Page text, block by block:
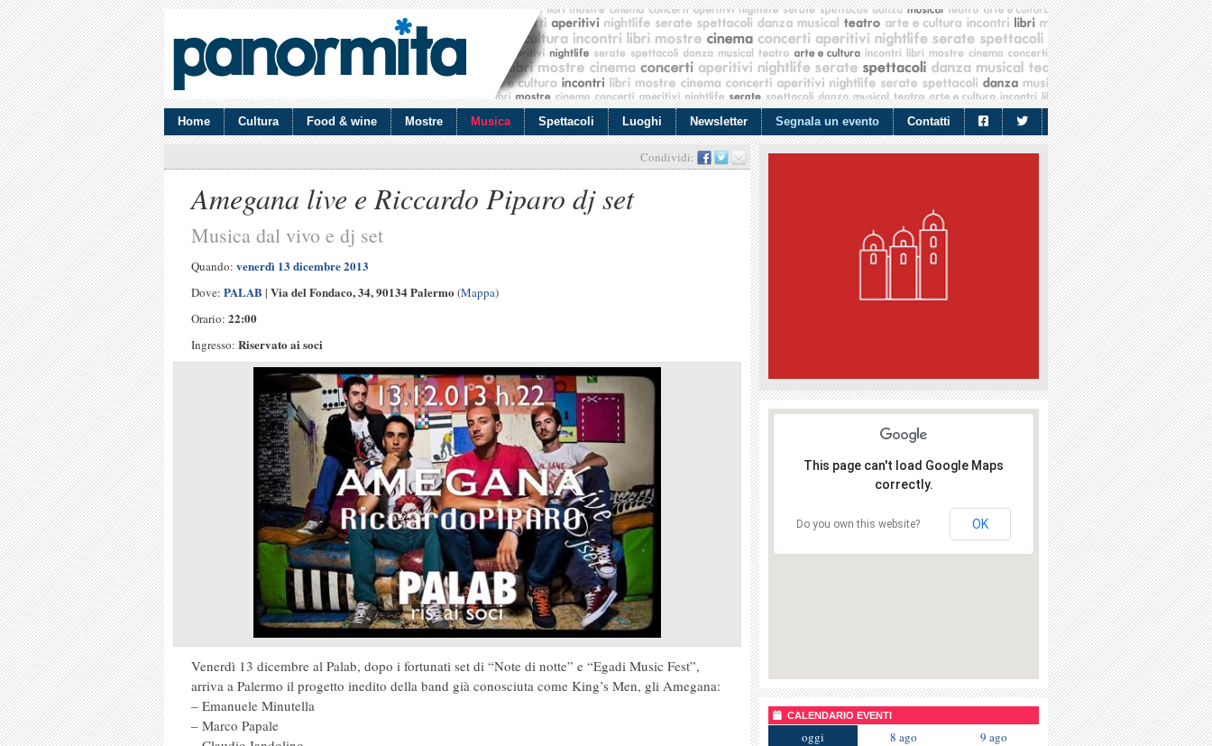
Home Cultura Food & wine Mostre Musica Spettacoli Luoghi Newsletter Segnala un evento Contatti
Condividi:
Amegana live e Riccardo Piparo dj set
Musica dal vivo e dj set
Quando: venerdì 13 dicembre 2013
Dove: PALAB | Via del Fondaco, 34, 90134 Palermo (Mappa)
Orario: 22:00
Ingresso: Riservato ai soci
Venerdì 13 dicembre al Palab, dopo i fortunati set di “Note di notte” e “Egadi Music Fest”,
arriva a Palermo il progetto inedito della band già conosciuta come King’s Men, gli Amegana:
– Emanuele Minutella
– Marco Papale
This page can't load Google Maps
correctly.
Do you own this website? OK
CALENDARIO EVENTI
oggi 8 ago
9 ago